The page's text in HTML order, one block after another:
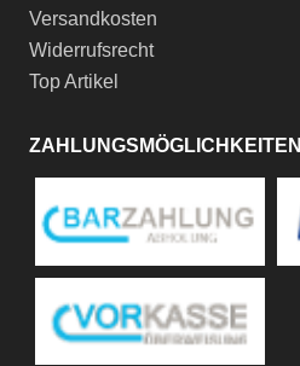
Versandkosten
Widerrufsrecht
Top Artikel
ZAHLUNGSMÖGLICHKEITEN